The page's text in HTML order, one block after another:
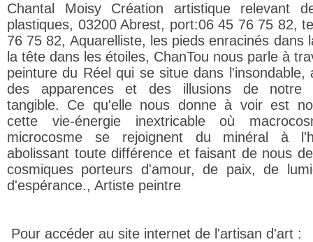
Chantal Moisy Création artistique relevant
plastiques, 03200 Abrest, port:06 45 76 75 82,
76 75 82, Aquarelliste, les pieds enracinés dans
la tête dans les étoiles, ChanTou nous parle à
peinture du Réel qui se situe dans l'insondable,
des apparences et des illusions de notre
tangible. Ce qu'elle nous donne à voir est
cette vie-énergie inextricable où
microcosme se rejoignent du minéral à
abolissant toute différence et faisant de nous
cosmiques porteurs d'amour, de paix, de
d'espérance., Artiste peintre
Pour accéder au site internet de l'artisan d'art :